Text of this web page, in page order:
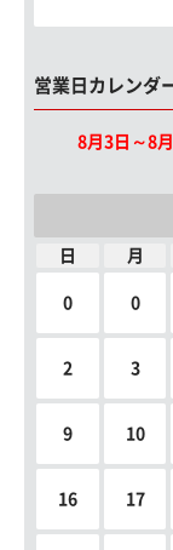
営業日カレンダ
8月3日～8
日 月
0 0
2 3
9 10
16 17